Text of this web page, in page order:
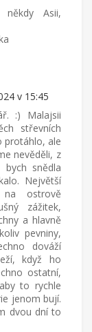
někdy Asii,
v 15:45
:) Malajsii
střevních
protáhlo, ale
nevěděli, z
snědla
Největší
ostrově
zážitek,
a hlavně
pevniny,
dováží
když ho
ostatní,
to rychle
jenom bují.
dvou dní to